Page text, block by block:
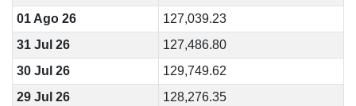
01 Ago 26
127,039.23
31 Jul 26
127,486.80
30 Jul 26
129,749.62
29 Jul 26
128,276.35